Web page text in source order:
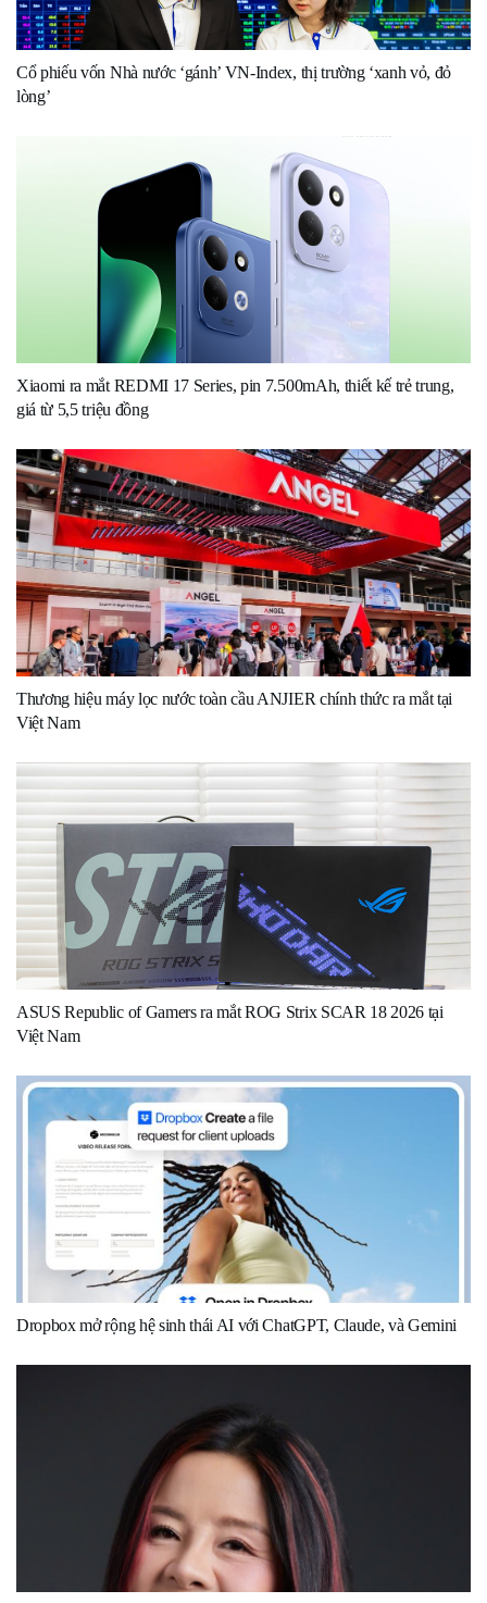
Cổ phiếu vốn Nhà nước ‘gánh’ VN-Index, thị trường ‘xanh vỏ, đỏ
lòng’
Xiaomi ra mắt REDMI 17 Series, pin 7.500mAh, thiết kế trẻ trung,
giá từ 5,5 triệu đồng
Thương hiệu máy lọc nước toàn cầu ANJIER chính thức ra mắt tại
Việt Nam
ASUS Republic of Gamers ra mắt ROG Strix SCAR 18 2026 tại
Việt Nam
Dropbox mở rộng hệ sinh thái AI với ChatGPT, Claude, và Gemini